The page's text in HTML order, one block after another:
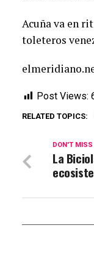
Acuña va en
toleteros
Post Views:
RELATED TOPICS:
DON'T MISS
La